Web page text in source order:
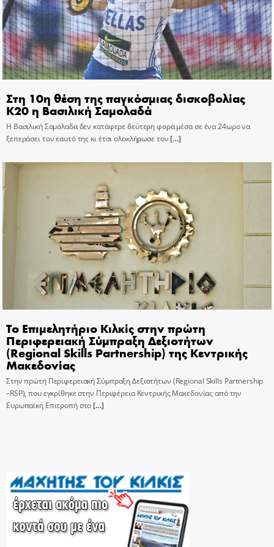
Στη 10η θέση της παγκόσμιας δισκοβολίας
Κ20 η Βασιλική Σαμολαδά
Η Βασιλική Σαμόλαδα δεν κατάφερε δεύτερη φορά μέσα σε ένα 24ωρο να
ξεπεράσει τον εαυτό της κι έτσι ολοκλήρωσε τον[…]
Το Επιμελητήριο Κιλκίς στην πρώτη
Περιφερειακή Σύμπραξη Δεξιοτήτων
(Regional Skills Partnership) της Κεντρικής
Μακεδονίας
Στην πρώτη Περιφερειακή Σύμπραξη Δεξιοτήτων (Regional Skills Partnership
–RSP), που εγκρίθηκε στην Περιφέρεια Κεντρικής Μακεδονίας από την
Ευρωπαϊκή Επιτροπή στο[…]